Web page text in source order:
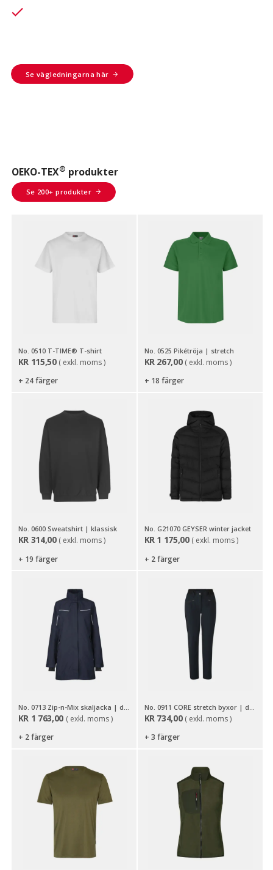
check
Se vägledningarna här
OEKO-TEX® produkter
Se 200+ produkter
No. 0510 T-TIME® T-shirt
KR 115,50 ( exkl. moms )
+ 24 färger
No. 0525 Pikétröja | stretch
KR 267,00 ( exkl. moms )
+ 18 färger
No. 0600 Sweatshirt | klassisk
KR 314,00 ( exkl. moms )
+ 19 färger
No. G21070 GEYSER winter jacket
KR 1 175,00 ( exkl. moms )
+ 2 färger
No. 0713 Zip-n-Mix skaljacka | dam
KR 1 763,00 ( exkl. moms )
+ 2 färger
No. 0911 CORE stretch byxor | dam
KR 734,00 ( exkl. moms )
+ 3 färger